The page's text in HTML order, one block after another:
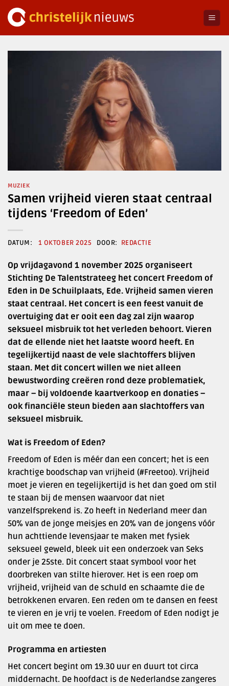
naar
MUZIEK
Samen vrijheid vieren staat centraal
tijdens ‘Freedom of Eden’
1 OKTOBER 2025 REDACTIE
Op vrijdagavond 1 november 2025 organiseert
Stichting De Talentstrateeg het concert Freedom of
Eden in De Schuilplaats, Ede. Vrijheid samen vieren
staat centraal. Het concert is een feest vanuit de
overtuiging dat er ooit een dag zal zijn waarop
seksueel misbruik tot het verleden behoort. Vieren
dat de ellende niet het laatste woord heeft. En
tegelijkertijd naast de vele slachtoffers blijven
staan. Met dit concert willen we niet alleen
bewustwording creëren rond deze problematiek,
maar – bij voldoende kaartverkoop en donaties –
ook financiële steun bieden aan slachtoffers van
seksueel misbruik.
Wat is Freedom of Eden?
Freedom of Eden is méér dan een concert; het is een
krachtige boodschap van vrijheid (#Freetoo). Vrijheid
moet je vieren en tegelijkertijd is het dan goed om stil
te staan bij de mensen waarvoor dat niet
vanzelfsprekend is. Zo heeft in Nederland meer dan
50% van de jonge meisjes en 20% van de jongens vóór
hun achttiende levensjaar te maken met fysiek
seksueel geweld, bleek uit een onderzoek van Seks
onder je 25ste. Dit concert staat symbool voor het
doorbreken van stilte hierover. Het is een roep om
vrijheid, vrijheid van de schuld en schaamte die de
betrokkenen ervaren. Een reden om te dansen en feest
te vieren en je vrij te voelen. Freedom of Eden nodigt je
uit om mee te doen.
Programma en artiesten
Het concert begint om 19.30 uur en duurt tot circa
middernacht. De hoofdact is de Nederlandse zangeres